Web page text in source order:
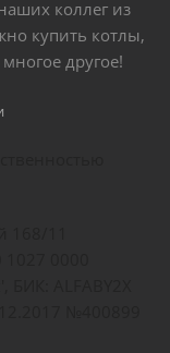
коллег из
купить котлы,
другое!